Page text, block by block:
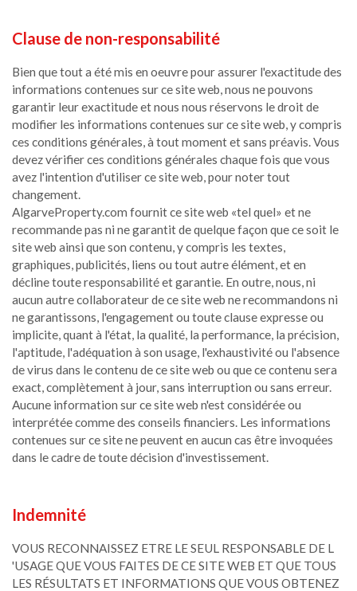
Clause de non-responsabilité
Bien que tout a été mis en oeuvre pour assurer l'exactitude des
informations contenues sur ce site web, nous ne pouvons
garantir leur exactitude et nous nous réservons le droit de
modifier les informations contenues sur ce site web, y compris
ces conditions générales, à tout moment et sans préavis. Vous
devez vérifier ces conditions générales chaque fois que vous
avez l'intention d'utiliser ce site web, pour noter tout
changement.
AlgarveProperty.com fournit ce site web «tel quel» et ne
recommande pas ni ne garantit de quelque façon que ce soit le
site web ainsi que son contenu, y compris les textes,
graphiques, publicités, liens ou tout autre élément, et en
décline toute responsabilité et garantie. En outre, nous, ni
aucun autre collaborateur de ce site web ne recommandons ni
ne garantissons, l'engagement ou toute clause expresse ou
implicite, quant à l'état, la qualité, la performance, la précision,
l'aptitude, l'adéquation à son usage, l'exhaustivité ou l'absence
de virus dans le contenu de ce site web ou que ce contenu sera
exact, complètement à jour, sans interruption ou sans erreur.
Aucune information sur ce site web n'est considérée ou
interprétée comme des conseils financiers. Les informations
contenues sur ce site ne peuvent en aucun cas être invoquées
dans le cadre de toute décision d'investissement.
Indemnité
VOUS RECONNAISSEZ ETRE LE SEUL RESPONSABLE DE L
'USAGE QUE VOUS FAITES DE CE SITE WEB ET QUE TOUS
LES RÉSULTATS ET INFORMATIONS QUE VOUS OBTENEZ